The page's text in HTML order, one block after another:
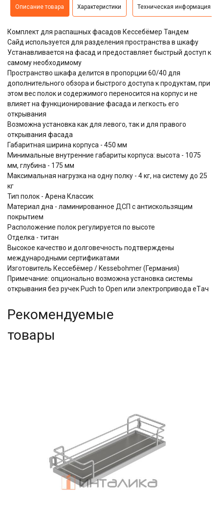
Описание товара Характеристики Техническая информация
Комплект для распашных фасадов Кессебёмер Тандем
Сайд используется для разделения пространства в шкафу
Устанавливается на фасад и предоставляет быстрый доступ к
самому необходимому
Пространство шкафа делится в пропорции 60/40 для
дополнительного обзора и быстрого доступа к продуктам, при
этом вес полок и содержимого переносится на корпус и не
влияет на функционирование фасада и легкость его
открывания
Возможна установка как для левого, так и для правого
открывания фасада
Габаритная ширина корпуса - 450 мм
Минимальные внутренние габариты корпуса: высота - 1075
мм, глубина - 175 мм
Максимальная нагрузка на одну полку - 4 кг, на систему до 25
кг
Тип полок - Арена Классик
Материал дна - ламинированное ДСП с антискользящим
покрытием
Расположение полок регулируется по высоте
Отделка - титан
Высокое качество и долговечность подтверждены
международными сертификатами
Изготовитель Кессебёмер / Kessebohmer (Германия)
Примечание: опционально возможна установка системы
открывания без ручек Puch to Open или электропривода eTач
Рекомендуемые
товары